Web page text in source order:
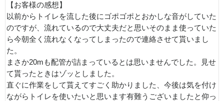
【お客様の感想】
以前からトイレを流した後にゴポゴポとおかしな音がしていた
のですが、流れているので大丈夫だと思いそのまま使っていた
ら今朝全く流れなくなってしまったので連絡させて貰いまし
た。
まさか20mも配管が詰まっているとは思いませんでした。見せ
て貰ったときはゾッとしました。
直ぐに作業をして貰えてすごく助かりました、今後は気を付け
ながらトイレを使いたいと思います有難うございましたと仰っ